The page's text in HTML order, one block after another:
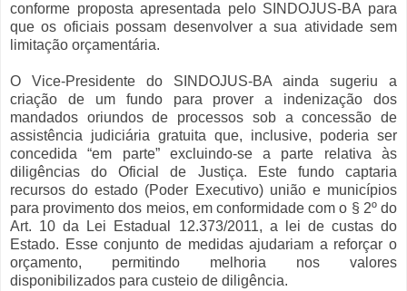
conforme proposta apresentada pelo SINDOJUS-BA para
que os oficiais possam desenvolver a sua atividade sem
limitação orçamentária.
O Vice-Presidente do SINDOJUS-BA ainda sugeriu a
criação de um fundo para prover a indenização dos
mandados oriundos de processos sob a concessão de
assistência judiciária gratuita que, inclusive, poderia ser
concedida “em parte” excluindo-se a parte relativa às
diligências do Oficial de Justiça. Este fundo captaria
recursos do estado (Poder Executivo) união e municípios
para provimento dos meios, em conformidade com o § 2º do
Art. 10 da Lei Estadual 12.373/2011, a lei de custas do
Estado. Esse conjunto de medidas ajudariam a reforçar o
orçamento, permitindo melhoria nos valores
disponibilizados para custeio de diligência.